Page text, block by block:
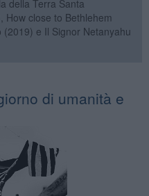
della Terra Santa
How close to Bethlehem
e Il Signor Netanyahu
di umanità e